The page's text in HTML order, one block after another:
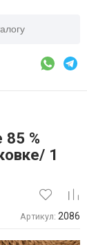
%
1
Артикул: 2086